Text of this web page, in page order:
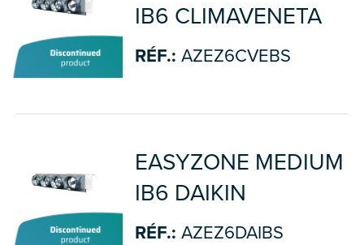
IB6 CLIMAVENETA
RÉF.: AZEZ6CVEBS
EASYZONE MEDIUM
IB6 DAIKIN
RÉF.: AZEZ6DAIBS